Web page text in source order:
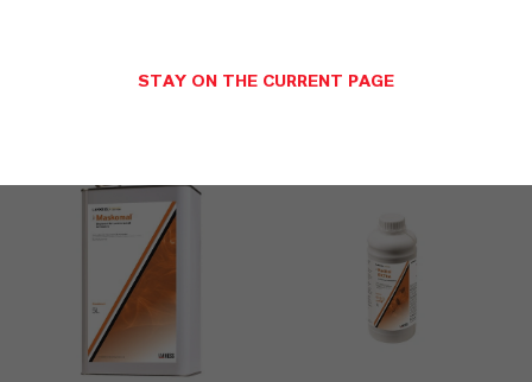
Mehr erfahren
Mehr erfahren
STAY ON THE CURRENT PAGE